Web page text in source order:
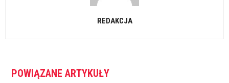
REDAKCJA
POWIĄZANE ARTYKUŁY